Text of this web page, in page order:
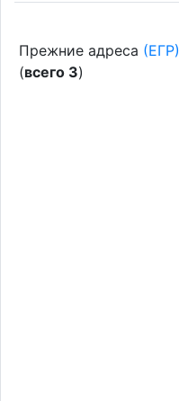
Прежние адреса (ЕГР)
(всего 3)